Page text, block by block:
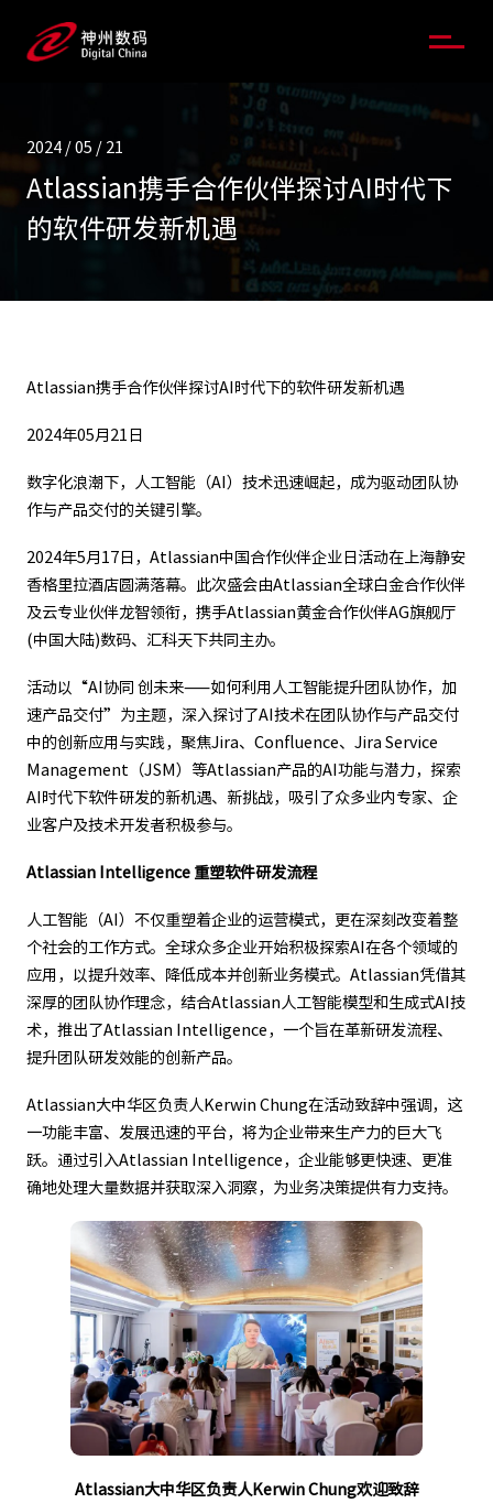
2024 / 05 / 21
Atlassian携手合作伙伴探讨AI时代下
的软件研发新机遇
Atlassian携手合作伙伴探讨AI时代下的软件研发新机遇
2024年05月21日
数字化浪潮下，人工智能（AI）技术迅速崛起，成为驱动团队协
作与产品交付的关键引擎。
2024年5月17日，Atlassian中国合作伙伴企业日活动在上海静安
香格里拉酒店圆满落幕。此次盛会由Atlassian全球白金合作伙伴
及云专业伙伴龙智领衔，携手Atlassian黄金合作伙伴AG旗舰厅
(中国大陆)数码、汇科天下共同主办。
活动以“AI协同 创未来——如何利用人工智能提升团队协作，加
速产品交付”为主题，深入探讨了AI技术在团队协作与产品交付
中的创新应用与实践，聚焦Jira、Confluence、Jira Service
Management（JSM）等Atlassian产品的AI功能与潜力，探索
AI时代下软件研发的新机遇、新挑战，吸引了众多业内专家、企
业客户及技术开发者积极参与。
Atlassian Intelligence 重塑软件研发流程
人工智能（AI）不仅重塑着企业的运营模式，更在深刻改变着整
个社会的工作方式。全球众多企业开始积极探索AI在各个领域的
应用，以提升效率、降低成本并创新业务模式。Atlassian凭借其
深厚的团队协作理念，结合Atlassian人工智能模型和生成式AI技
术，推出了Atlassian Intelligence，一个旨在革新研发流程、
提升团队研发效能的创新产品。
Atlassian大中华区负责人Kerwin Chung在活动致辞中强调，这
一功能丰富、发展迅速的平台，将为企业带来生产力的巨大飞
跃。通过引入Atlassian Intelligence，企业能够更快速、更准
确地处理大量数据并获取深入洞察，为业务决策提供有力支持。
Atlassian大中华区负责人Kerwin Chung欢迎致辞